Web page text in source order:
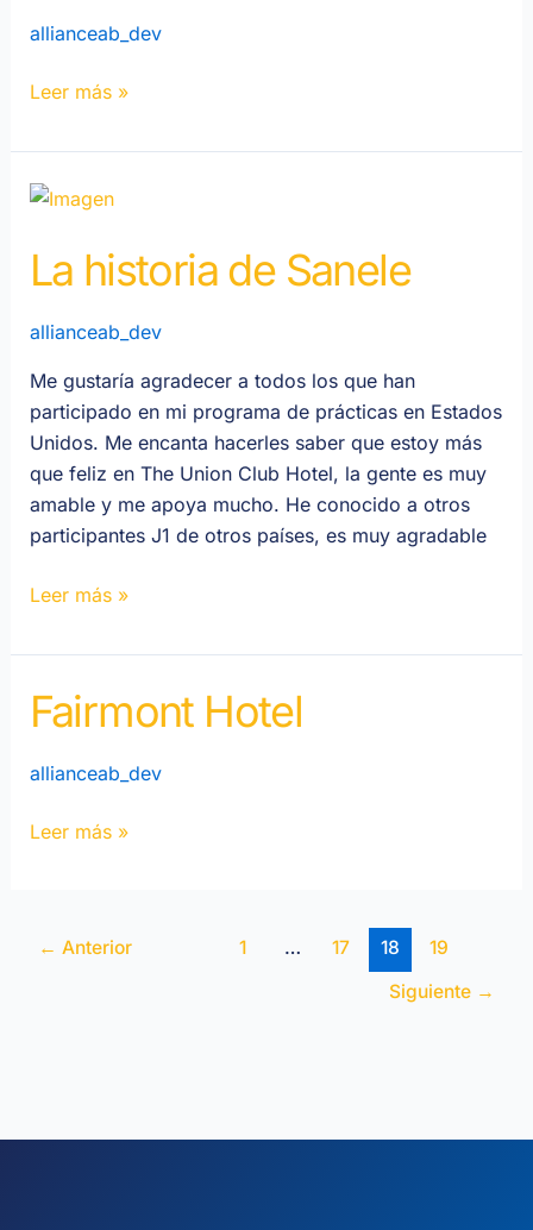
allianceab_dev
gira’
Leer más »
La historia de Sanele
allianceab_dev
Me gustaría agradecer a todos los que han
participado en mi programa de prácticas en Estados
Unidos. Me encanta hacerles saber que estoy más
que feliz en The Union Club Hotel, la gente es muy
amable y me apoya mucho. He conocido a otros
participantes J1 de otros países, es muy agradable
La
de
Sanele
Leer más »
Fairmont Hotel
allianceab_dev
Hotel
Fairmont
Leer más »
← Anterior 1 … 17 18
19
Siguiente →